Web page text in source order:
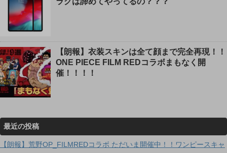
【朗報】衣装スキンは全て顔まで完全再現！！
ONE PIECE FILM REDコラボまもなく開
催！！！！
最近の投稿
【朗報】荒野OP_FILMREDコラボ ただいま開催中！！ワンピースキャ